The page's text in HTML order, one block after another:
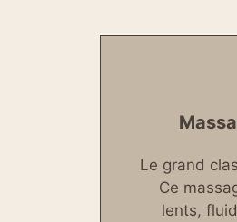
Le grand
Ce
lents,